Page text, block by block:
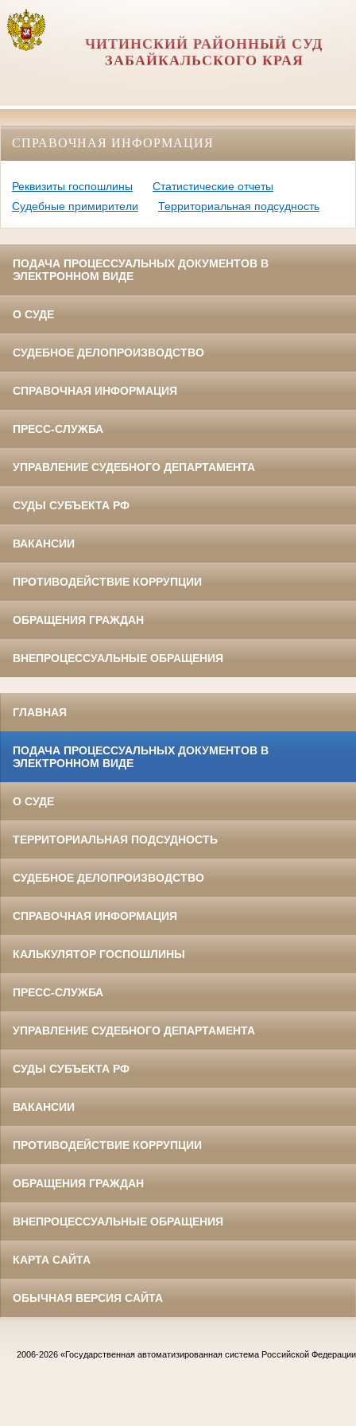
ЧИТИНСКИЙ РАЙОННЫЙ СУД
ЗАБАЙКАЛЬСКОГО КРАЯ
СПРАВОЧНАЯ ИНФОРМАЦИЯ
Реквизиты госпошлины
Статистические отчеты
Судебные примирители
Территориальная подсудность
ПОДАЧА ПРОЦЕССУАЛЬНЫХ ДОКУМЕНТОВ В
ЭЛЕКТРОННОМ ВИДЕ
О СУДЕ
СУДЕБНОЕ ДЕЛОПРОИЗВОДСТВО
СПРАВОЧНАЯ ИНФОРМАЦИЯ
ПРЕСС-СЛУЖБА
УПРАВЛЕНИЕ СУДЕБНОГО ДЕПАРТАМЕНТА
СУДЫ СУБЪЕКТА РФ
ВАКАНСИИ
ПРОТИВОДЕЙСТВИЕ КОРРУПЦИИ
ОБРАЩЕНИЯ ГРАЖДАН
ВНЕПРОЦЕССУАЛЬНЫЕ ОБРАЩЕНИЯ
ГЛАВНАЯ
ПОДАЧА ПРОЦЕССУАЛЬНЫХ ДОКУМЕНТОВ В
ЭЛЕКТРОННОМ ВИДЕ
О СУДЕ
ТЕРРИТОРИАЛЬНАЯ ПОДСУДНОСТЬ
СУДЕБНОЕ ДЕЛОПРОИЗВОДСТВО
СПРАВОЧНАЯ ИНФОРМАЦИЯ
КАЛЬКУЛЯТОР ГОСПОШЛИНЫ
ПРЕСС-СЛУЖБА
УПРАВЛЕНИЕ СУДЕБНОГО ДЕПАРТАМЕНТА
СУДЫ СУБЪЕКТА РФ
ВАКАНСИИ
ПРОТИВОДЕЙСТВИЕ КОРРУПЦИИ
ОБРАЩЕНИЯ ГРАЖДАН
ВНЕПРОЦЕССУАЛЬНЫЕ ОБРАЩЕНИЯ
КАРТА САЙТА
ОБЫЧНАЯ ВЕРСИЯ САЙТА
2006-2026 «Государственная автоматизированная система Российской